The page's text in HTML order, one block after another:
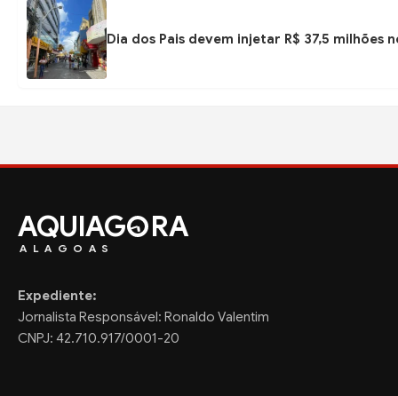
Dia dos Pais devem injetar R$ 37,5 milhões
AQUIAG RA
ALAGOAS
Expediente:
Jornalista Responsável: Ronaldo Valentim
CNPJ: 42.710.917/0001-20